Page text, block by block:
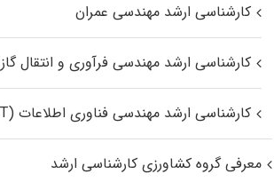
کارشناسی ارشد مهندسی عمران
کارشناسی ارشد مهندسی فرآوری و انتقال گاز
کارشناسی ارشد مهندسی فناوری اطلاعات (IT)
معرفی گروه کشاورزی کارشناسی ارشد